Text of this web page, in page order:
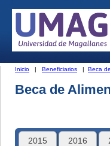
Inicio | Beneficiarios | Beca
Beca de
2015 2016